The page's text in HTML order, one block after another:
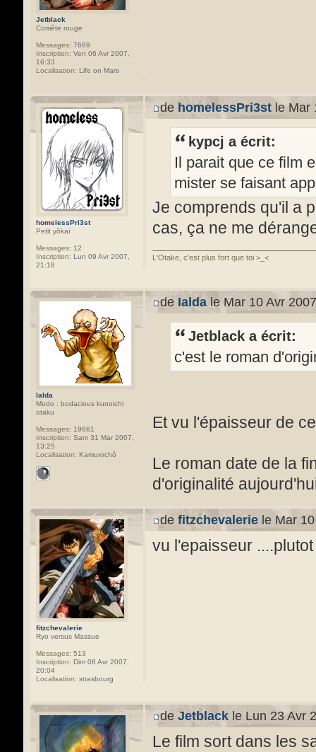
Jetblack
Comête rouge
Messages: 7669
Inscription: Ven 06 Avr 2007,
16:33
Localisation: Life on Mars
homelessPri3st
Petit yôkaï
Messages: 12
Inscription: Lun 09 Avr 2007,
21:18
dehomelessPri3st le Mar
kypcj a écrit:
Il parait que ce film
mister se faisant
Je comprends qu'il a
cas, ça ne me
L'Otake, c'est plus fort que toi >_<
Ialda
Modo : bodacious kunoichi
otaku
Messages: 19661
Inscription: Sam 31 Mar 2007,
13:25
Localisation: Kamurochô
deIaldale Mar 10 Avr
Jetblack a écrit:
c'est le roman
Et vu l'épaisseur de
Le roman date de la
d'originalité
fitzchevalerie
Ryo versus Massue
Messages: 513
Inscription: Dim 08 Avr 2007,
20:04
Localisation: strasbourg
defitzchevalerie le Mar
vu l'epaisseur
deJetblack le Lun 23 Avr
Le film sort dans les